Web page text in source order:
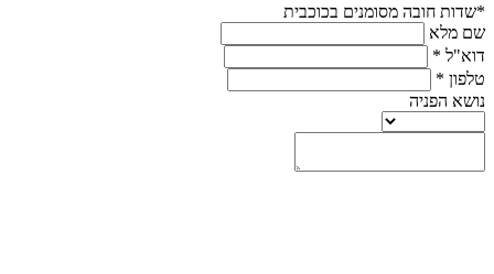
*שדות חובה מסומנים בכוכבית
שם מלא
דוא"ל *
טלפון *
נושא הפניה